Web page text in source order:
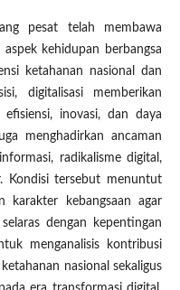
pesat telah membawa
kehidupan berbangsa
ketahanan nasional dan
digitalisasi memberikan
inovasi, dan daya
menghadirkan ancaman
radikalisme digital,
Kondisi tersebut menuntut
karakter kebangsaan agar
dengan kepentingan
menganalisis kontribusi
nasional sekaligus